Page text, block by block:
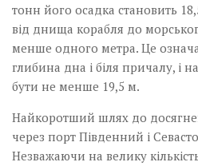
тонн його осадка становить
від днища корабля до
менше одного метра. Це
глибина дна і біля причалу, і
бути не менше 19,5 м.
Найкоротший шлях до
через порт Південний і
Незважаючи на велику